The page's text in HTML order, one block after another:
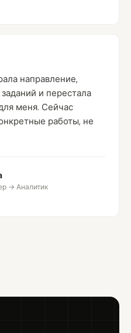
направление,
и перестала
меня. Сейчас
работы, не
→ Аналитик